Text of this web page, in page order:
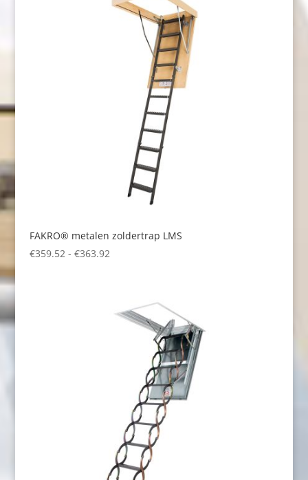
FAKRO® metalen zoldertrap LMS
€359.52 - €363.92Prijsklasse: